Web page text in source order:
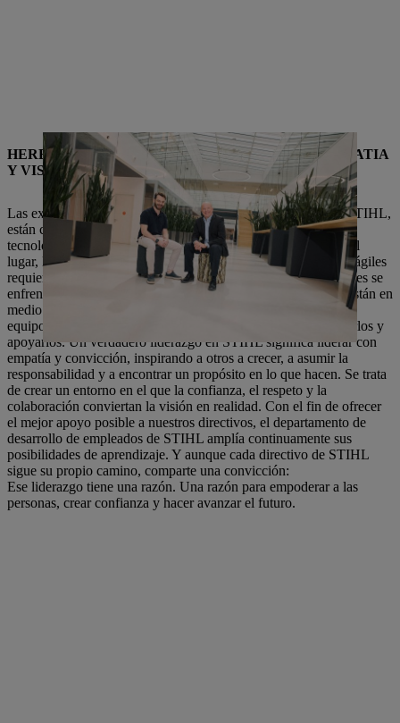
HERE FOR LEADERSHIP – LIDERANDO CON EMPATIA
Y VISION.
Las exigencias a las empresas de todo el mundo, así como a STIHL,
están cambiando rápidamente. La digitalización, el cambio
tecnológico, los modos de trabajo flexibles en el tiempo y en el
lugar, los nuevos conceptos de lugar de trabajo y los métodos ágiles
requieren una comprensión adaptada del liderazgo. Los gerentes se
enfrentan a desafíos en dos lados. Por un lado, ellos mismos están en
medio de este cambio. Por otro, se encargan de orientar a sus
equipos, involucrarlos activamente en este camino, acompañarlos y
apoyarlos. Un verdadero liderazgo en STIHL significa liderar con
empatía y convicción, inspirando a otros a crecer, a asumir la
responsabilidad y a encontrar un propósito en lo que hacen. Se trata
de crear un entorno en el que la confianza, el respeto y la
colaboración conviertan la visión en realidad. Con el fin de ofrecer
el mejor apoyo posible a nuestros directivos, el departamento de
desarrollo de empleados de STIHL amplía continuamente sus
posibilidades de aprendizaje. Y aunque cada directivo de STIHL
sigue su propio camino, comparte una convicción:
Ese liderazgo tiene una razón. Una razón para empoderar a las
personas, crear confianza y hacer avanzar el futuro.